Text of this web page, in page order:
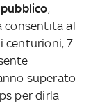
,
consentita al
centurioni, 7
superato
per dirla